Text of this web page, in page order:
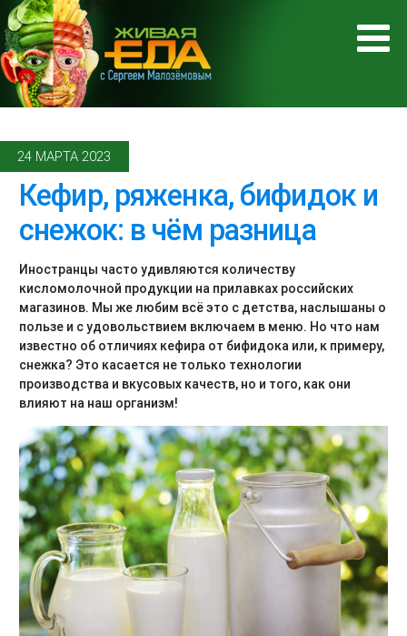
24 МАРТА 2023
Кефир, ряженка, бифидок и
снежок: в чём разница
Иностранцы часто удивляются количеству
кисломолочной продукции на прилавках российских
магазинов. Мы же любим всё это с детства, наслышаны о
пользе и с удовольствием включаем в меню. Но что нам
известно об отличиях кефира от бифидока или, к примеру,
снежка? Это касается не только технологии
производства и вкусовых качеств, но и того, как они
влияют на наш организм!